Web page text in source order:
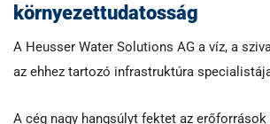
környezettudatosság
A Heusser Water Solutions AG a víz, a
az ehhez tartozó infrastruktúra
A cég nagy hangsúlyt fektet az